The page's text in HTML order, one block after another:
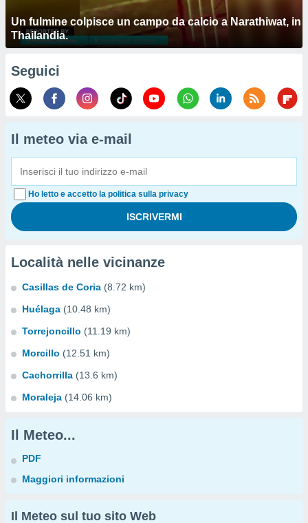
Un fulmine colpisce un campo da calcio a Narathiwat, in
Thailandia.
Seguici
Il meteo via e-mail
Ho letto e accetto la politica sulla privacy
Località nelle vicinanze
Casillas de Coria (8.72 km)
Huélaga (10.48 km)
Torrejoncillo (11.19 km)
Morcillo (12.51 km)
Cachorrilla (13.6 km)
Moraleja (14.06 km)
Il Meteo...
PDF
Maggiori informazioni
Il Meteo sul tuo sito Web